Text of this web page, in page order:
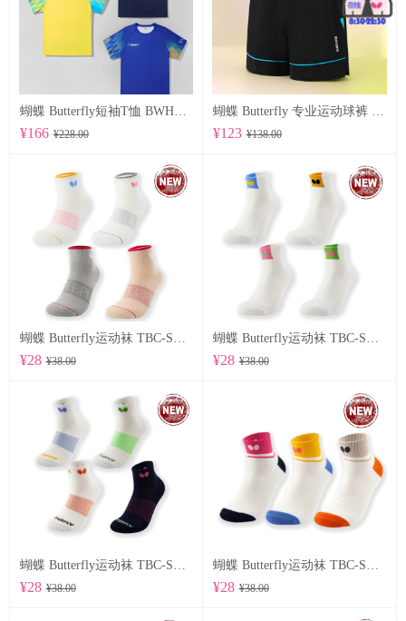
蝴蝶 Butterfly短袖T恤 BWH850
¥166 ¥228.00 ¥123 ¥138.00
¥28 ¥38.00 ¥28 ¥38.00
¥28 ¥38.00 ¥28 ¥38.00